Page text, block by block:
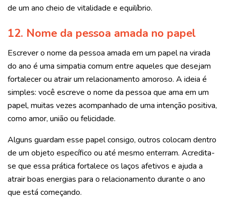
de um ano cheio de vitalidade e equilíbrio.
12. Nome da pessoa amada no papel
Escrever o nome da pessoa amada em um papel na virada
do ano é uma simpatia comum entre aqueles que desejam
fortalecer ou atrair um relacionamento amoroso. A ideia é
simples: você escreve o nome da pessoa que ama em um
papel, muitas vezes acompanhado de uma intenção positiva,
como amor, união ou felicidade.
Alguns guardam esse papel consigo, outros colocam dentro
de um objeto específico ou até mesmo enterram. Acredita-
se que essa prática fortalece os laços afetivos e ajuda a
atrair boas energias para o relacionamento durante o ano
que está começando.